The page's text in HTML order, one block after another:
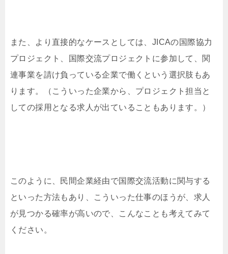
また、より直接的なケースとしては、JICAの国際協力
プロジェクト、国際交流プロジェクトに参加して、関
連事業を請け負っている企業で働くという選択肢もあ
ります。（こういった企業から、プロジェクト担当と
しての採用となる求人が出ていることもあります。）
このように、民間企業経由で国際交流活動に関与する
といった方法もあり、こういった仕事のほうが、求人
が見つかる確率が高いので、こんなことも考えてみて
ください。